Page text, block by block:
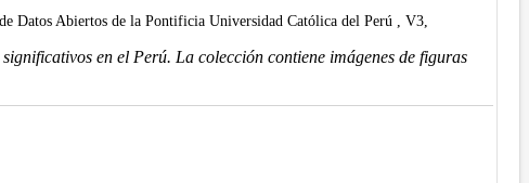
Datos Abiertos de la Pontificia Universidad Católica del Perú , V3,
en el Perú. La colección contiene imágenes de figuras